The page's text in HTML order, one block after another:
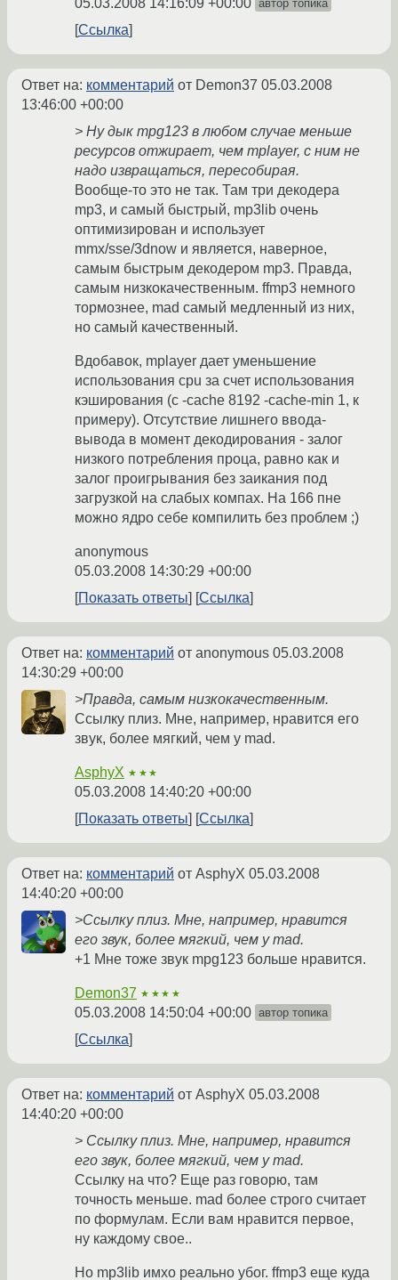
05.03.2008 14:16:09 +00:00 автор топика
Ссылка
Ответ на: комментарий от Demon37 05.03.2008
13:46:00 +00:00
> Ну дык mpg123 в любом случае меньше
ресурсов отжирает, чем mplayer, с ним не
надо извращаться, пересобирая.
Вообще-то это не так. Там три декодера
mp3, и самый быстрый, mp3lib очень
оптимизирован и использует
mmx/sse/3dnow и является, наверное,
самым быстрым декодером mp3. Правда,
самым низкокачественным. ffmp3 немного
тормознее, mad самый медленный из них,
но самый качественный.
Вдобавок, mplayer дает уменьшение
использования cpu за счет использования
кэширования (с -cache 8192 -cache-min 1, к
примеру). Отсутствие лишнего ввода-
вывода в момент декодирования - залог
низкого потребления проца, равно как и
залог проигрывания без заикания под
загрузкой на слабых компах. На 166 пне
можно ядро себе компилить без проблем ;)
anonymous
05.03.2008 14:30:29 +00:00
Показать ответы
Ссылка
Ответ на: комментарий от anonymous 05.03.2008
14:30:29 +00:00
>Правда, самым низкокачественным.
Ссылку плиз. Мне, например, нравится его
звук, более мягкий, чем у mad.
AsphyX ★★★
05.03.2008 14:40:20 +00:00
Показать ответы
Ссылка
Ответ на: комментарий от AsphyX 05.03.2008
14:40:20 +00:00
>Ссылку плиз. Мне, например, нравится
его звук, более мягкий, чем у mad.
+1 Мне тоже звук mpg123 больше нравится.
Demon37 ★★★★
05.03.2008 14:50:04 +00:00 автор топика
Ссылка
Ответ на: комментарий от AsphyX 05.03.2008
14:40:20 +00:00
> Ссылку плиз. Мне, например, нравится
его звук, более мягкий, чем у mad.
Ссылку на что? Еще раз говорю, там
точность меньше. mad более строго считает
по формулам. Если вам нравится первое,
ну каждому свое..
Но mp3lib имхо реально убог. ffmp3 еще куда